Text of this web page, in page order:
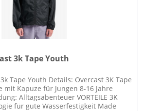
3k Tape Youth
Tape Youth Details: Overcast 3K Tape
mit Kapuze für Jungen 8-16 Jahre
Alltagsabenteuer VORTEILE 3K
für gute Wasserfestigkeit Made